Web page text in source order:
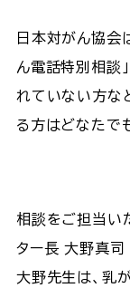
日本対がん協会
ん電話特別相談
れていない方な
る方はどなたで
相談をご担当い
ター長 大野真司
大野先生は、乳